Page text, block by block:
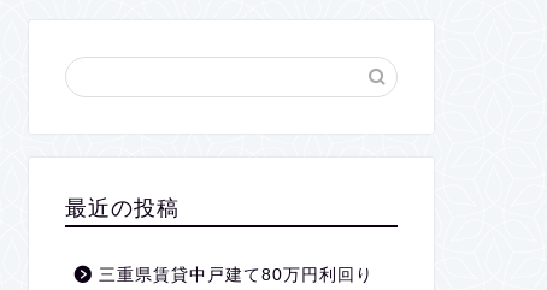
最近の投稿
三重県賃貸中戸建て80万円利回り